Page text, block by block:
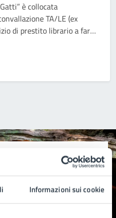
Informazioni sui cookie
è collocata
TA/LE (ex
di prestito librario a far
su questa